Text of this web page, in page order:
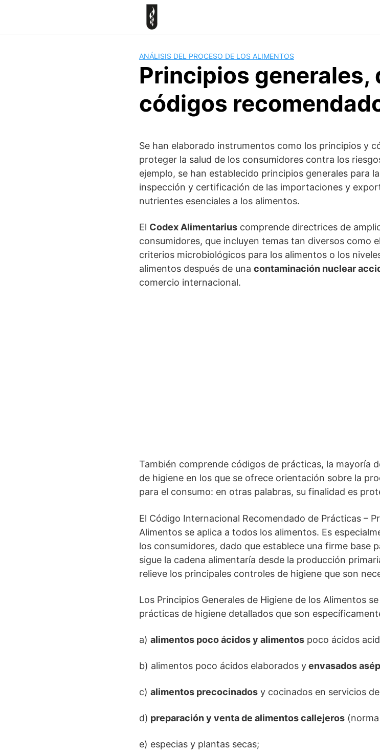
ANÁLISIS DEL PROCESO DE LOS ALIMENTOS
Principios
códigos
Se han elaborado instrumentos como los principios y
proteger la salud de los consumidores contra los
ejemplo, se han establecido principios generales para
inspección y certificación de las importaciones y
nutrientes esenciales a los alimentos.
El Codex Alimentarius comprende directrices de
consumidores, que incluyen temas tan diversos como
criterios microbiológicos para los alimentos o los
alimentos después de una contaminación nuclear
comercio internacional.
También comprende códigos de prácticas, la mayoría
de higiene en los que se ofrece orientación sobre la
para el consumo: en otras palabras, su finalidad es
El Código Internacional Recomendado de Prácticas –
Alimentos se aplica a todos los alimentos. Es
los consumidores, dado que establece una firme base
sigue la cadena alimentaría desde la producción
relieve los principales controles de higiene que son
Los Principios Generales de Higiene de los Alimentos
prácticas de higiene detallados que son
a) alimentos poco ácidos y alimentos poco ácidos
b) alimentos poco ácidos elaborados yenvasados
c) alimentos precocinados y cocinados en servicios
d) preparación y venta de alimentos callejeros
e) especias y plantas secas;